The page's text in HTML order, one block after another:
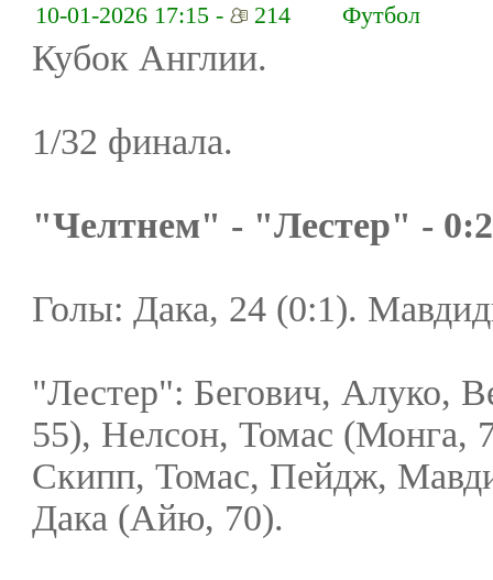
10-01-2026 17:15 - 214 Футбол
Кубок Англии.
1/32 финала.
"Челтнем" - "Лестер" -
Голы: Дака, 24 (0:1).
"Лестер": Бегович, Алуко,
55), Нелсон, Томас (Монга,
Скипп, Томас, Пейдж,
Дака (Айю, 70).